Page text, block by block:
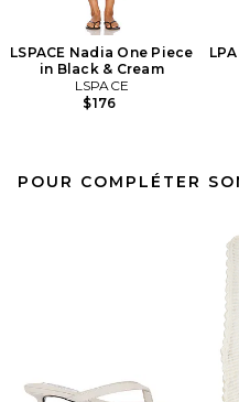
LSPACE Nadia One Piece
in Black & Cream
LSPACE
$176
POUR COMPLÉTER